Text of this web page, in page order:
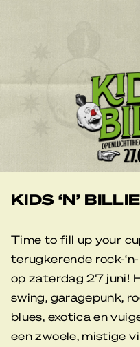
KIDS ‘N’
Time to fill up your
terugkerende rock-
op zaterdag 27 juni!
swing, garagepunk,
blues, exotica en
een zwoele, mistige